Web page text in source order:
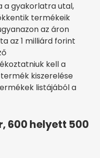
a gyakorlatra utal,
termékeik
az áron
az 1 milliárd forint
kell a
kiszerelése
listájából a
600 helyett 500